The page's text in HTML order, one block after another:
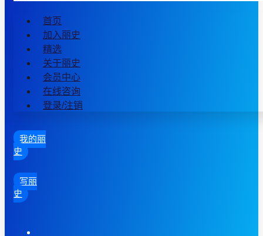
首页
加入丽史
精选
关于丽史
会员中心
在线咨询
登录/注销
我的丽
史
写丽
史